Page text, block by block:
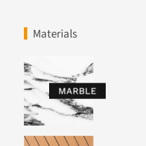
Materials